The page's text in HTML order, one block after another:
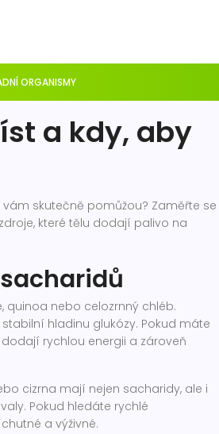
ORGANISMY
a kdy, aby
skutečně pomůžou? Zaměřte se
které tělu dodají palivo na
quinoa nebo celozrnný chléb.
hladinu glukózy. Pokud máte
rychlou energii a zároveň
cizrna mají nejen sacharidy, ale i
Pokud hledáte rychlé
a výživné.